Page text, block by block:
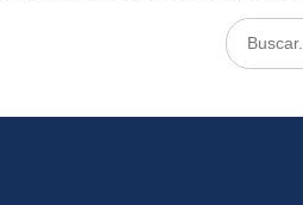
Buscar: